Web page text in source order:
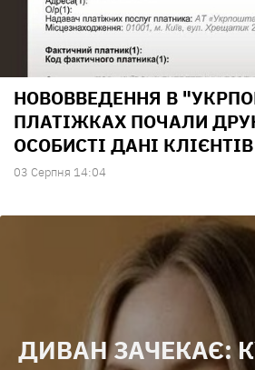
НОВОВВЕДЕННЯ В
ПЛАТІЖКАХ ПОЧАЛИ
ОСОБИСТІ ДАНІ КЛІЄНТІВ
03 Серпня 14:04
ДИВАН ЗАЧЕКАЄ: